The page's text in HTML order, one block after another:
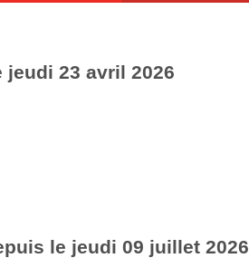
jeudi 23 avril 2026
le jeudi 09 juillet 2026